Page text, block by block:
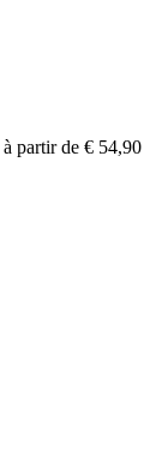
à partir de € 54,90